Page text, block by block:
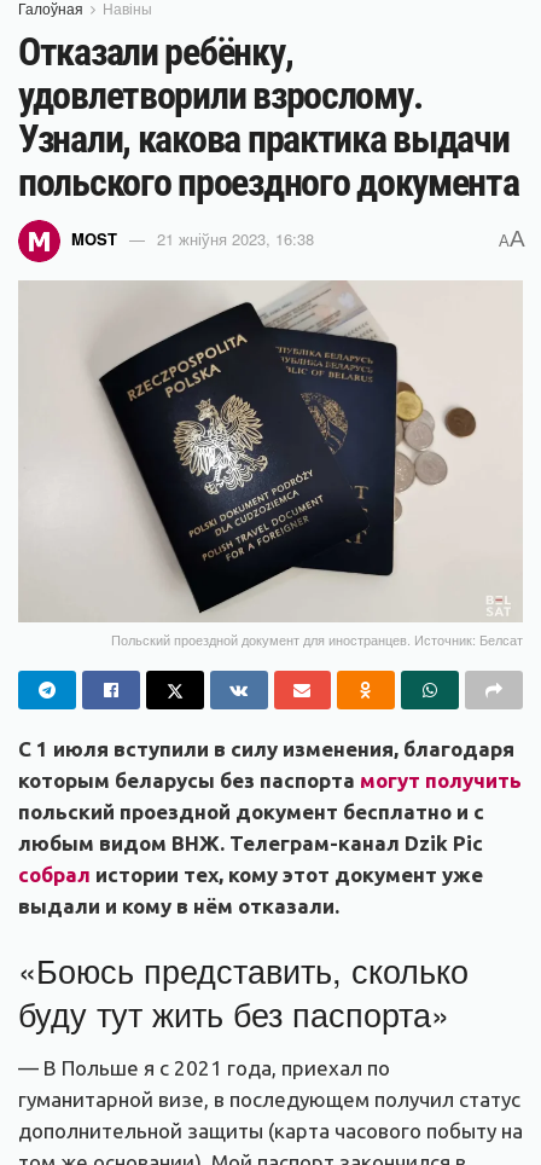
Галоўная Навіны
Отказали ребёнку,
удовлетворили взрослому.
Узнали, какова практика выдачи
польского проездного документа
MOST 21 жніўня 2023, 16:38 AA
Польский проездной документ для иностранцев. Источник: Белсат
С 1 июля вступили в силу изменения, благодаря
которым беларусы без паспорта могут получить
польский проездной документ бесплатно и с
любым видом ВНЖ. Телеграм-канал Dzik Pic
собрал истории тех, кому этот документ уже
выдали и кому в нём отказали.
«Боюсь представить, сколько
буду тут жить без паспорта»
— В Польше я с 2021 года, приехал по
гуманитарной визе, в последующем получил статус
дополнительной защиты (карта часового побыту на